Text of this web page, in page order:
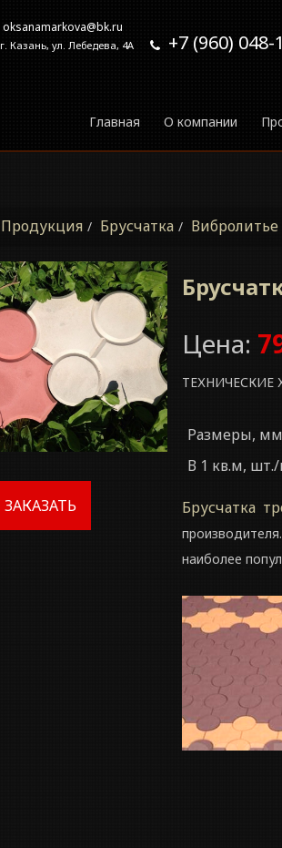
oksanamarkova@bk.ru
г. Казань, ул. Лебедева, 4А +7 (960) 048-
Главная О компании
Продукция Брусчатка Вибролитье
ЗАКАЗАТЬ
Цена:
ТЕХНИЧЕСКИЕ
Размеры,
В 1 кв.м, шт./
Брусчатка
наиболее